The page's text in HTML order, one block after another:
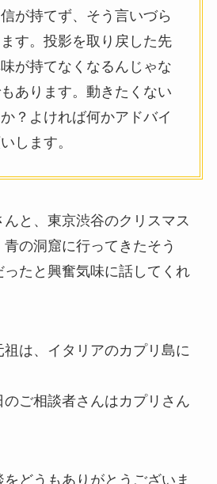
が持てず、そう言いづら
す。投影を取り戻した先
が持てなくなるんじゃな
あります。動きたくない
？よければ何かアドバイ
します。
と、東京渋谷のクリスマス
の洞窟に行ってきたそう
たと興奮気味に話してくれ
は、イタリアのカプリ島に
のご相談者さんはカプリさん
どうもありがとうございま